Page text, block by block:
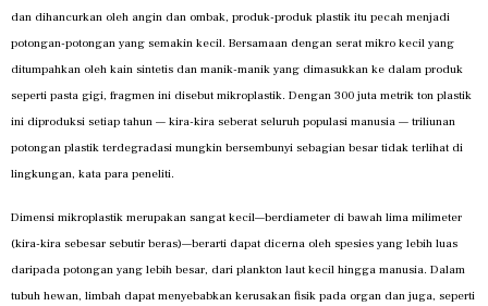
dan dihancurkan oleh angin dan ombak, produk-produk plastik itu pecah menjadi
potongan-potongan yang semakin kecil. Bersamaan dengan serat mikro kecil yang
ditumpahkan oleh kain sintetis dan manik-manik yang dimasukkan ke dalam produk
seperti pasta gigi, fragmen ini disebut mikroplastik. Dengan 300 juta metrik ton plastik
ini diproduksi setiap tahun — kira-kira seberat seluruh populasi manusia — triliunan
potongan plastik terdegradasi mungkin bersembunyi sebagian besar tidak terlihat di
lingkungan, kata para peneliti.
Dimensi mikroplastik merupakan sangat kecil—berdiameter di bawah lima milimeter
(kira-kira sebesar sebutir beras)—berarti dapat dicerna oleh spesies yang lebih luas
daripada potongan yang lebih besar, dari plankton laut kecil hingga manusia. Dalam
tubuh hewan, limbah dapat menyebabkan kerusakan fisik pada organ dan juga, seperti